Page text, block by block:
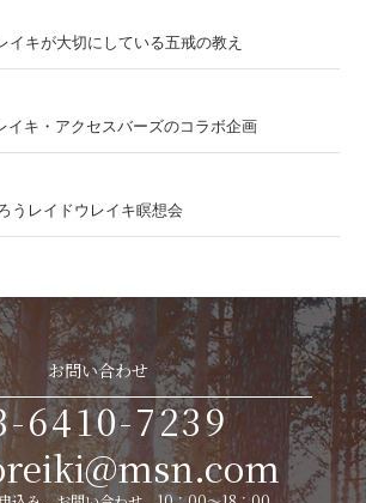
キが大切にしている五戒の教え
イキ・アクセスバーズのコラボ企画
うレイドウレイキ瞑想会
お問い合わせ
6410-7239